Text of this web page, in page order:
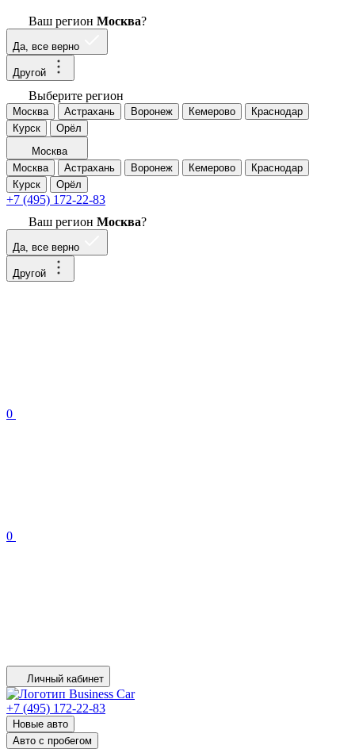
Ваш регион Москва?
Да, все верно
Другой
Выберите регион
Москва Астрахань Воронеж Кемерово
Краснодар
Курск
Орёл
Москва
Москва
Астрахань Воронеж Кемерово
Краснодар
Курск
Орёл
+7 (495) 172-22-83
Ваш регион Москва?
Да, все верно
Другой
0
0
Личный кабинет
+7 (495) 172-22-83
Новые авто
Авто с пробегом